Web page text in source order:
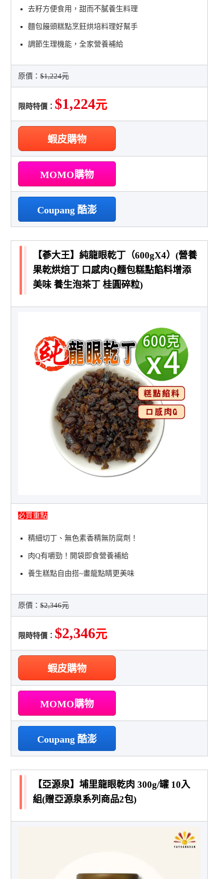
去籽方便食用，甜而不膩養生料理
麵包饅頭糕點烹飪烘培料理好幫手
調節生理機能，全家營養補給
原價：$1,224元
限時特價： $1,224元
蝦皮購物
MOMO購物
Coupang 酷澎
【蔘大王】純龍眼乾丁（600gX4）(營養
果乾烘焙丁 口感肉Q麵包糕點餡料增添
美味 養生泡茶丁 桂圓碎粒)
必買重點
精細切丁、無色素香精無防腐劑！
肉Q有嚼勁！開袋即食營養補給
養生糕點自由搭~畫龍點睛更美味
原價：$2,346元
限時特價： $2,346元
蝦皮購物
MOMO購物
Coupang 酷澎
【亞源泉】埔里龍眼乾肉 300g/罐 10入
組(贈亞源泉系列商品2包)